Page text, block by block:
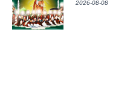
2026-08-08